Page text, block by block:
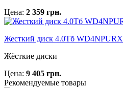
Цена: 2 359 грн.
Жесткий диск 4.0Тб WD4NPURX
Жёсткие диски
Цена: 9 405 грн.
Рекомендуемые товары